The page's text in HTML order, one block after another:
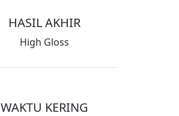
HASIL AKHIR
High Gloss
WAKTU KERING